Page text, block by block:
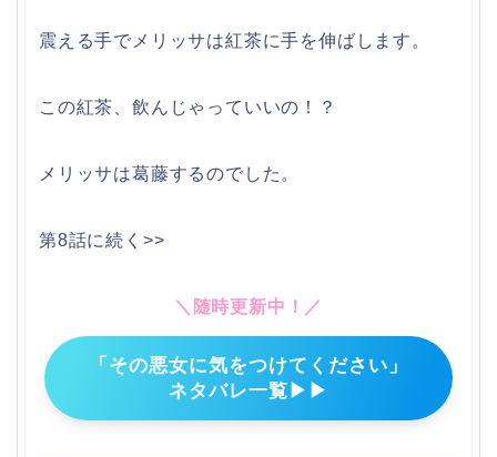
震える手でメリッサは紅茶に手を伸ばします。
この紅茶、飲んじゃっていいの！？
メリッサは葛藤するのでした。
第8話に続く>>
＼随時更新中！／
「その悪女に気をつけてください」
ネタバレ一覧▶▶